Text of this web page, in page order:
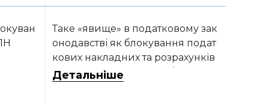
Таке «явище» в податковому зак
онодавстві як блокування подат
кових накладних та розрахунків
коригування (далі – ПН/РК) існує
Детальніше